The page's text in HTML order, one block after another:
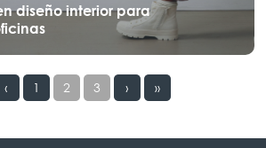
diseño interior para
‹ 1 2 3 › »